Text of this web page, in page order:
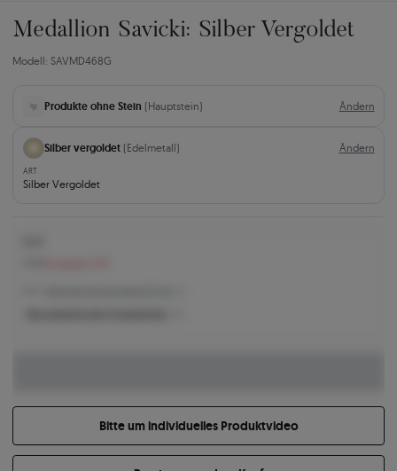
Medallion Savicki: Silber Vergoldet
Modell: SAVMD468G
Produkte ohne Stein (Hauptstein) Ändern
Silber vergoldet (Edelmetall) Ändern
ART
Silber Vergoldet
Bitte um individuelles Produktvideo